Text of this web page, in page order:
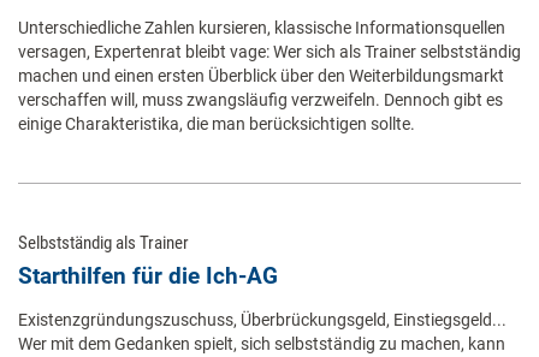
Unterschiedliche Zahlen kursieren, klassische Informationsquellen
versagen, Expertenrat bleibt vage: Wer sich als Trainer selbstständig
machen und einen ersten Überblick über den Weiterbildungsmarkt
verschaffen will, muss zwangsläufig verzweifeln. Dennoch gibt es
einige Charakteristika, die man berücksichtigen sollte.
Selbstständig als Trainer
Starthilfen für die Ich-AG
Existenzgründungszuschuss, Überbrückungsgeld, Einstiegsgeld...
Wer mit dem Gedanken spielt, sich selbstständig zu machen, kann